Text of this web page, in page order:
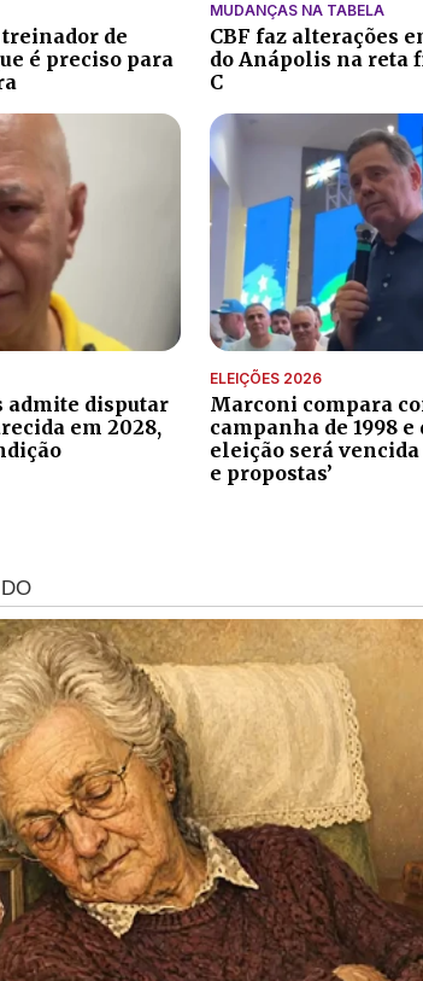
treinador de
é preciso para
MUDANÇAS NA TABELA
CBF faz alterações
do Anápolis na reta
C
admite disputar
em 2028,
ELEIÇÕES 2026
Marconi compara
campanha de 1998 e
eleição será
e propostas’